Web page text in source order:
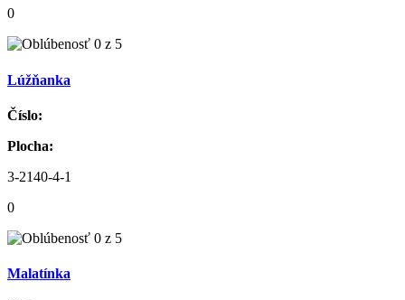
0
Lúžňanka
Číslo:
Plocha:
3-2140-4-1
0
Malatínka